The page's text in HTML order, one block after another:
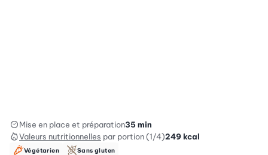
Mise en place et préparation35 min
Valeurs nutritionnelles par portion (1/4)249kcal
Végétarien Sans gluten